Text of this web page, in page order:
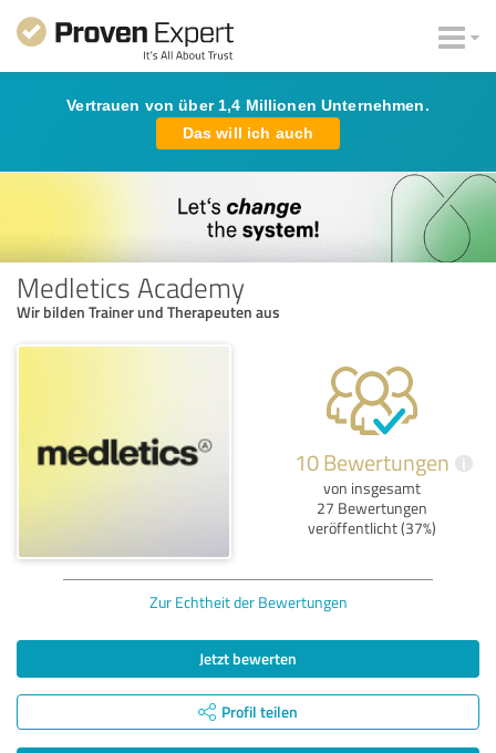
Vertrauen von über 1,4 Millionen Unternehmen.
Das will ich auch
Medletics Academy
Wir bilden Trainer und Therapeuten aus
10 Bewertungen i
von insgesamt
27 Bewertungen
veröffentlicht (37%)
Zur Echtheit der Bewertungen
Jetzt bewerten
Profil teilen